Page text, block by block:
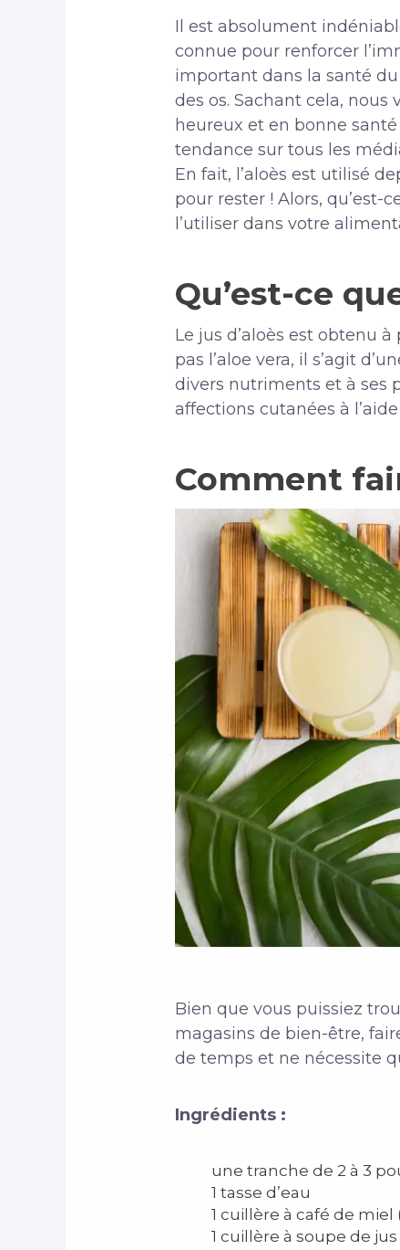
Il est absolument
connue pour renforcer
important dans la santé
des os. Sachant cela,
heureux et en bonne
tendance sur tous les
En fait, l’aloès est utilisé
pour rester ! Alors,
l’utiliser dans votre
Qu’est-ce
Le jus d’aloès est obtenu
pas l’aloe vera, il s’agit
divers nutriments et à ses
affections cutanées à
Comment
Bien que vous puissiez
magasins de bien-être,
de temps et ne nécessite
Ingrédients :
une tranche de 2 à 3
1 tasse d’eau
1 cuillère à café de miel
1 cuillère à soupe de